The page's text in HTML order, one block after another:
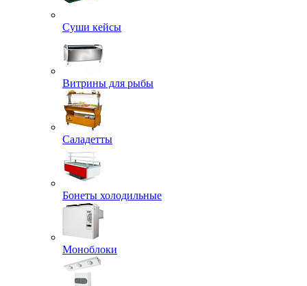
Суши кейсы
Витрины для рыбы
Саладетты
Бонеты холодильные
Моноблоки